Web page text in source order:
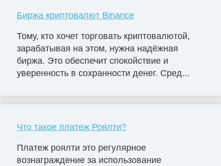
Биржа криптовалют Binance
Тому, кто хочет торговать криптовалютой,
зарабатывая на этом, нужна надёжная
биржа. Это обеспечит спокойствие и
уверенность в сохранности денег. Сред...
Что такое платеж Роялти?
Платеж роялти это регулярное
вознаграждение за использование